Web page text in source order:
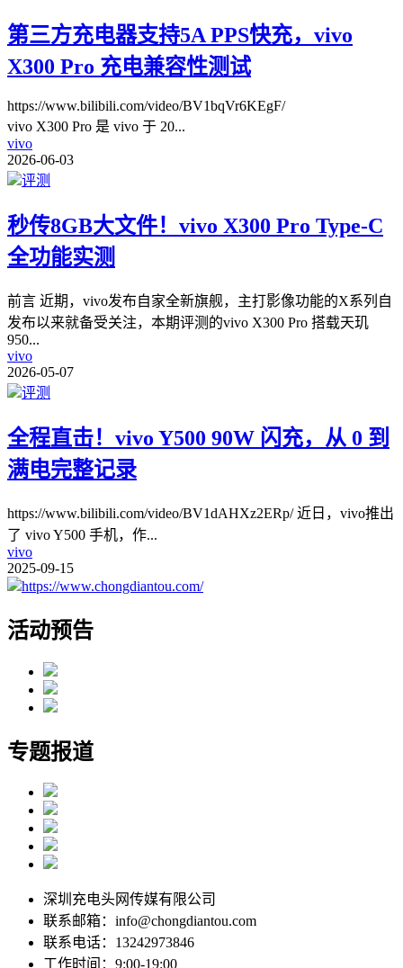
第三方充电器支持5A PPS快充，vivo
X300 Pro 充电兼容性测试
https://www.bilibili.com/video/BV1bqVr6KEgF/
vivo X300 Pro 是 vivo 于 20...
vivo
2026-06-03
评测
秒传8GB大文件！vivo X300 Pro Type-C
全功能实测
前言 近期，vivo发布自家全新旗舰，主打影像功能的X系列自
发布以来就备受关注，本期评测的vivo X300 Pro 搭载天玑
950...
vivo
2026-05-07
评测
全程直击！vivo Y500 90W 闪充，从 0 到
满电完整记录
https://www.bilibili.com/video/BV1dAHXz2ERp/ 近日，vivo推出
了 vivo Y500 手机，作...
vivo
2025-09-15
https://www.chongdiantou.com/
活动预告
专题报道
深圳充电头网传媒有限公司
联系邮箱：info@chongdiantou.com
联系电话：13242973846
工作时间：9:00-19:00